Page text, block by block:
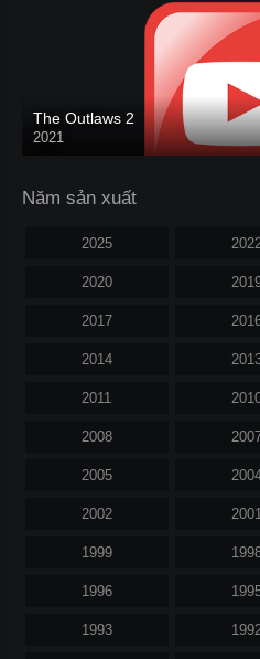
The Outlaws 2
2021
Năm sản xuất
2025
2020
2017
2014
2011
2008
2005
2002
1999
1996
1993